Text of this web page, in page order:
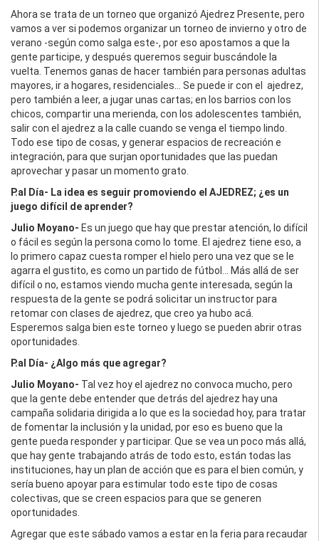
Ahora se trata de un torneo que organizó Ajedrez Presente, pero
vamos a ver si podemos organizar un torneo de invierno y otro de
verano -según como salga este-, por eso apostamos a que la
gente participe, y después queremos seguir buscándole la
vuelta. Tenemos ganas de hacer también para personas adultas
mayores, ir a hogares, residenciales… Se puede ir con el ajedrez,
pero también a leer, a jugar unas cartas; en los barrios con los
chicos, compartir una merienda, con los adolescentes también,
salir con el ajedrez a la calle cuando se venga el tiempo lindo.
Todo ese tipo de cosas, y generar espacios de recreación e
integración, para que surjan oportunidades que las puedan
aprovechar y pasar un momento grato.
P.al Día- La idea es seguir promoviendo el AJEDREZ; ¿es un
juego difícil de aprender?
Julio Moyano- Es un juego que hay que prestar atención, lo difícil
o fácil es según la persona como lo tome. El ajedrez tiene eso, a
lo primero capaz cuesta romper el hielo pero una vez que se le
agarra el gustito, es como un partido de fútbol… Más allá de ser
difícil o no, estamos viendo mucha gente interesada, según la
respuesta de la gente se podrá solicitar un instructor para
retomar con clases de ajedrez, que creo ya hubo acá.
Esperemos salga bien este torneo y luego se pueden abrir otras
oportunidades.
P.al Día- ¿Algo más que agregar?
Julio Moyano- Tal vez hoy el ajedrez no convoca mucho, pero
que la gente debe entender que detrás del ajedrez hay una
campaña solidaria dirigida a lo que es la sociedad hoy, para tratar
de fomentar la inclusión y la unidad, por eso es bueno que la
gente pueda responder y participar. Que se vea un poco más allá,
que hay gente trabajando atrás de todo esto, están todas las
instituciones, hay un plan de acción que es para el bien común, y
sería bueno apoyar para estimular todo este tipo de cosas
colectivas, que se creen espacios para que se generen
oportunidades.
Agregar que este sábado vamos a estar en la feria para recaudar